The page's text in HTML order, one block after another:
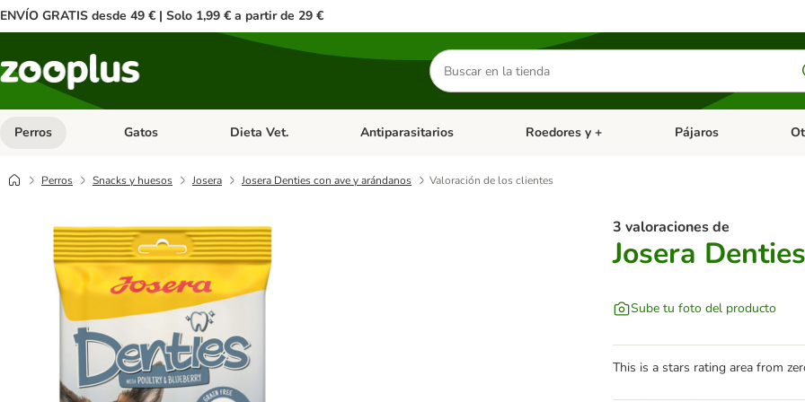
ENVÍO GRATIS desde 49 € | Solo 1,99 € a partir de 29 €
Buscar
productos
Perros Menú de categoria abierto: Perros
Gatos Menú de categoria abierto: Gatos
Dieta Vet. Menú de categoria abierto: Dieta Vet.
Antiparasitarios Menú de categoria abierto: Antiparasitarios
Roedores y + Menú de categoria
Pájaros
Perros Snacks y huesos Josera Josera Denties con ave y arándanos Valoración de los clientes
3 valoraciones de
Josera
Sube tu foto del producto
This is a stars rating area from